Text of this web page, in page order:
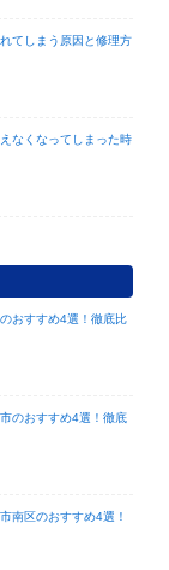
てしまう原因と修理方
なくなってしまった時
おすすめ4選！徹底比
のおすすめ4選！徹底
南区のおすすめ4選！